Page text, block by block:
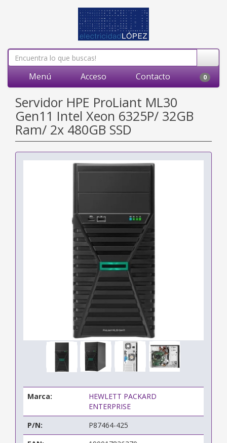
Menú Acceso Contacto 0
Servidor HPE ProLiant ML30
Gen11 Intel Xeon 6325P/ 32GB
Ram/ 2x 480GB SSD
Marca:
HEWLETT PACKARD
ENTERPRISE
P/N:
P87464-425